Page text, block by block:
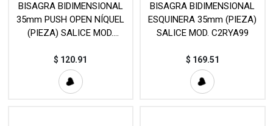
BISAGRA BIDIMENSIONAL
35mm PUSH OPEN NÍQUEL
(PIEZA) SALICE MOD.
$ 120.91
BISAGRA BIDIMENSIONAL
ESQUINERA 35mm (PIEZA)
SALICE MOD. C2RYA99
$ 169.51